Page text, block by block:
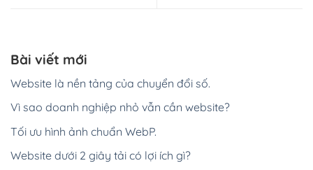
Bài viết mới
Website là nền tảng của chuyển đổi số.
Vì sao doanh nghiệp nhỏ vẫn cần website?
Tối ưu hình ảnh chuẩn WebP.
Website dưới 2 giây tải có lợi ích gì?